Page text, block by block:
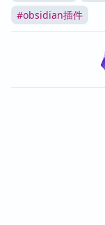
#obsidian插件